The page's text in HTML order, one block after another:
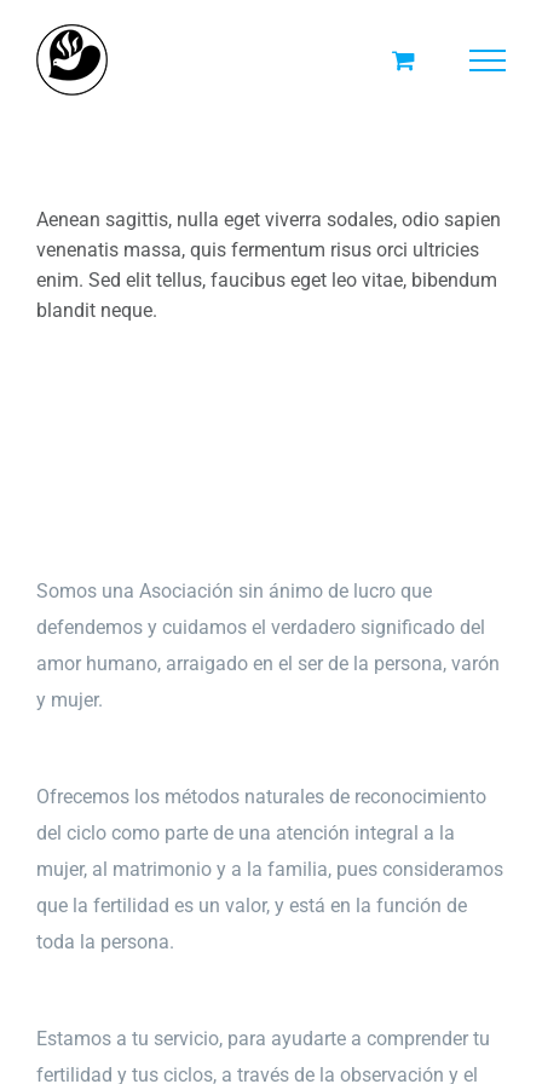
content
Aenean sagittis, nulla eget viverra sodales, odio sapien
venenatis massa, quis fermentum risus orci ultricies
enim. Sed elit tellus, faucibus eget leo vitae, bibendum
blandit neque.
Somos una Asociación sin ánimo de lucro que
defendemos y cuidamos el verdadero significado del
amor humano, arraigado en el ser de la persona, varón
y mujer.
Ofrecemos los métodos naturales de reconocimiento
del ciclo como parte de una atención integral a la
mujer, al matrimonio y a la familia, pues consideramos
que la fertilidad es un valor, y está en la función de
toda la persona.
Estamos a tu servicio, para ayudarte a comprender tu
fertilidad y tus ciclos, a través de la observación y el